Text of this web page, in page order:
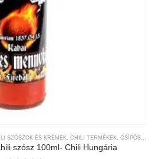
SZÓSZOK ÉS KRÉMEK, CHILI TERMÉKEK, CSÍPŐSSÉGI-SKÁLA
szósz 100ml- Chili Hungária